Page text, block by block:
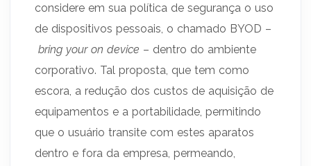
considere em sua política de segurança o uso
de dispositivos pessoais, o chamado BYOD –
bring your on device – dentro do ambiente
corporativo. Tal proposta, que tem como
escora, a redução dos custos de aquisição de
equipamentos e a portabilidade, permitindo
que o usuário transite com estes aparatos
dentro e fora da empresa, permeando,